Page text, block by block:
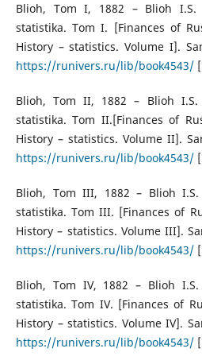
Blioh, Tom I, 1882 – Blioh I.S.
statistika. Tom I. [Finances of
History – statistics. Volume I].
https://runivers.ru/lib/book4543/
Blioh, Tom II, 1882 – Blioh I.S.
statistika. Tom II.[Finances of
History – statistics. Volume II].
https://runivers.ru/lib/book4543/
Blioh, Tom III, 1882 – Blioh I.S.
statistika. Tom III. [Finances of
History – statistics. Volume III].
https://runivers.ru/lib/book4543/
Blioh, Tom IV, 1882 – Blioh I.S.
statistika. Tom IV. [Finances of
History – statistics. Volume IV].
https://runivers.ru/lib/book4543/